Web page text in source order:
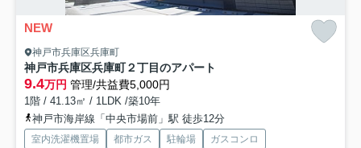
NEW
神戸市兵庫区兵庫町
神戸市兵庫区兵庫町２丁目のアパート
9.4万円 管理/共益費5,000円
1階 / 41.13㎡ / 1LDK /築10年
神戸市海岸線「中央市場前」駅 徒歩12分
室内洗濯機置場 都市ガス 駐輪場
ガスコンロ